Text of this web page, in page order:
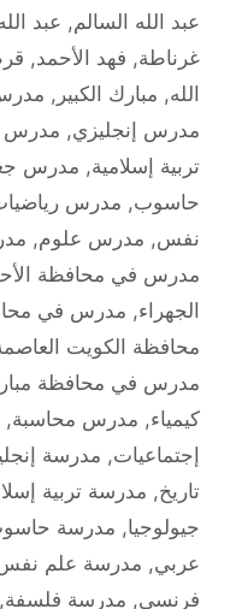
عبد الله السالم, عبد
غرناطة, فهد الأحمد,
الله, مبارك الكبير ,
مدرس إنجليزي, مدرس
تربية إسلامية, مدرس
حاسوب, مدرس
نفس, مدرس علوم,
مدرس في محافظة
الجهراء, مدرس في
محافظة الكويت
مدرس في محافظة
كيمياء, مدرس محاسبة,
إجتماعيات, مدرسة
تاريخ, مدرسة تربية
جيولوجيا, مدرسة
عربي, مدرسة علم
فرنسي, مدرسة فلسفة,